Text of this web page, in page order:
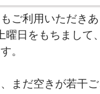
ご利用いただき
曜日をもちまして
。
まだ空きが若干